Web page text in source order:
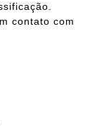
contato com